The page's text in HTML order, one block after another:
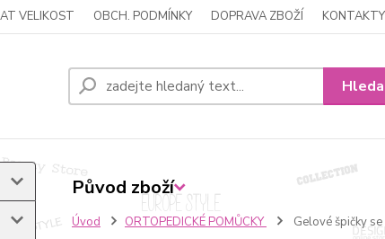
VELIKOST OBCH. PODMÍNKY DOPRAVA ZBOŽÍ KONTAKTY
Úvod ORTOPEDICKÉ POMŮCKY Gelové špičky
Původ zboží